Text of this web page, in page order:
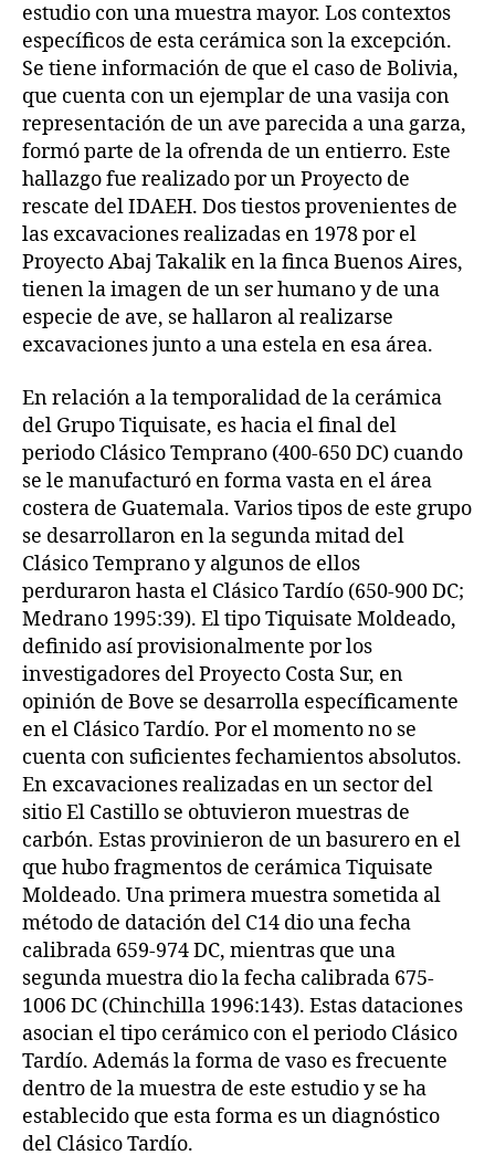
estudio con una muestra mayor. Los contextos
específicos de esta cerámica son la excepción.
Se tiene información de que el caso de Bolivia,
que cuenta con un ejemplar de una vasija con
representación de un ave parecida a una garza,
formó parte de la ofrenda de un entierro. Este
hallazgo fue realizado por un Proyecto de
rescate del IDAEH. Dos tiestos provenientes de
las excavaciones realizadas en 1978 por el
Proyecto Abaj Takalik en la finca Buenos Aires,
tienen la imagen de un ser humano y de una
especie de ave, se hallaron al realizarse
excavaciones junto a una estela en esa área.
En relación a la temporalidad de la cerámica
del Grupo Tiquisate, es hacia el final del
periodo Clásico Temprano (400-650 DC) cuando
se le manufacturó en forma vasta en el área
costera de Guatemala. Varios tipos de este grupo
se desarrollaron en la segunda mitad del
Clásico Temprano y algunos de ellos
perduraron hasta el Clásico Tardío (650-900 DC;
Medrano 1995:39). El tipo Tiquisate Moldeado,
definido así provisionalmente por los
investigadores del Proyecto Costa Sur, en
opinión de Bove se desarrolla específicamente
en el Clásico Tardío. Por el momento no se
cuenta con suficientes fechamientos absolutos.
En excavaciones realizadas en un sector del
sitio El Castillo se obtuvieron muestras de
carbón. Estas provinieron de un basurero en el
que hubo fragmentos de cerámica Tiquisate
Moldeado. Una primera muestra sometida al
método de datación del C14 dio una fecha
calibrada 659-974 DC, mientras que una
segunda muestra dio la fecha calibrada 675-
1006 DC (Chinchilla 1996:143). Estas dataciones
asocian el tipo cerámico con el periodo Clásico
Tardío. Además la forma de vaso es frecuente
dentro de la muestra de este estudio y se ha
establecido que esta forma es un diagnóstico
del Clásico Tardío.